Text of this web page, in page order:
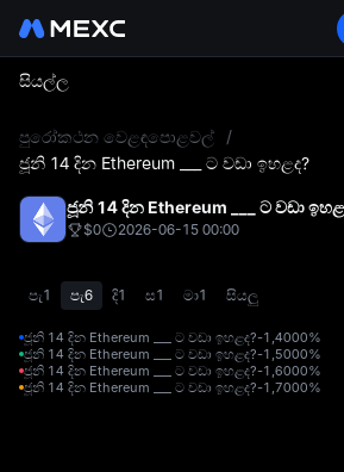
සියල්ල
පුරෝකථන වෙළඳපොළවල්
/
ජූනි 14 දින Ethereum ___ ට වඩා ඉහළද?
ජූනි 14 දින Ethereum ___ ට වඩා
$0 2026-06-15 00:00
පැ1 පැ6 දි1 ස1 මා1 සියලු
ජූනි 14 දින Ethereum ___ ට වඩා ඉහළද?-1,4000%
ජූනි 14 දින Ethereum ___ ට වඩා ඉහළද?-1,5000%
ජූනි 14 දින Ethereum ___ ට වඩා ඉහළද?-1,6000%
ජූනි 14 දින Ethereum ___ ට වඩා ඉහළද?-1,7000%